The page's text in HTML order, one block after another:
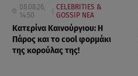
08.08.26,
14:50
CELEBRITIES &
GOSSIP ΝΕΑ
Κατερίνα Καινούργιου: Η
Πάρος και το cool φορμάκι
της κορούλας της!